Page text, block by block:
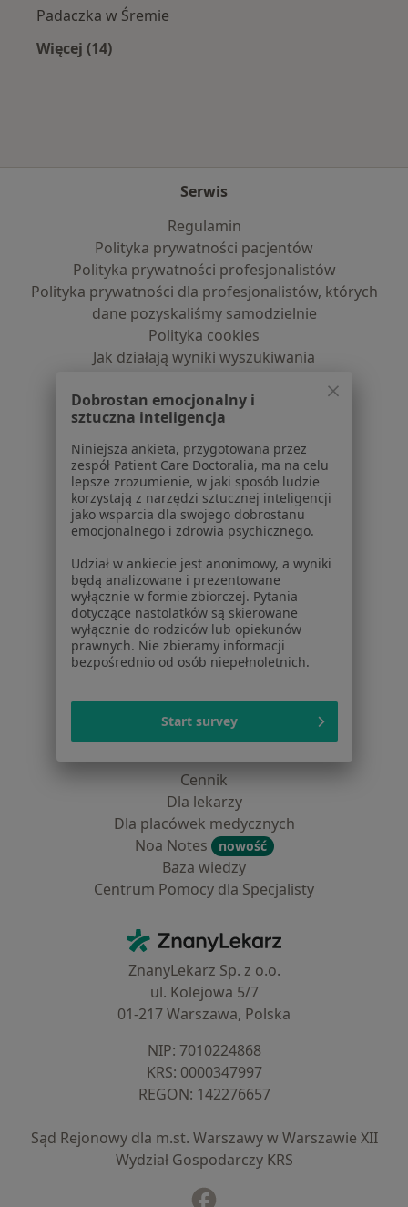
Padaczka w Śremie
Więcej (14)
Serwis
Regulamin
Polityka prywatności pacjentów
Polityka prywatności profesjonalistów
Polityka prywatności dla profesjonalistów, których
dane pozyskaliśmy samodzielnie
Polityka cookies
Jak działają wyniki wyszukiwania
O nas
Praca Rekrutujemy!
Partnerzy
Centrum prasowe
Kontakt
Dla pacjentów
Lekarze
Placówki medyczne
Pytania i odpowiedzi
Usługi i zabiegi
Choroby
Pomoc
Dla profesjonalistów
Cennik
Dla lekarzy
Dla placówek medycznych
Noa Notes
nowość
Baza wiedzy
Centrum Pomocy dla Specjalisty
ZnanyLekarz - Strona główna
ZnanyLekarz Sp. z o.o.
ul. Kolejowa 5/7
01-217 Warszawa, Polska
NIP: ⁠7010224868
KRS: ⁠0000347997
REGON: ⁠142276657
Sąd Rejonowy dla m.st. Warszawy w Warszawie XII
Wydział Gospodarczy KRS
Dobrostan emocjonalny i
sztuczna inteligencja
Niniejsza ankieta, przygotowana przez
zespół Patient Care Doctoralia, ma na celu
lepsze zrozumienie, w jaki sposób ludzie
korzystają z narzędzi sztucznej inteligencji
jako wsparcia dla swojego dobrostanu
emocjonalnego i zdrowia psychicznego.
Udział w ankiecie jest anonimowy, a wyniki
będą analizowane i prezentowane
wyłącznie w formie zbiorczej. Pytania
dotyczące nastolatków są skierowane
wyłącznie do rodziców lub opiekunów
prawnych. Nie zbieramy informacji
bezpośrednio od osób niepełnoletnich.
Start survey